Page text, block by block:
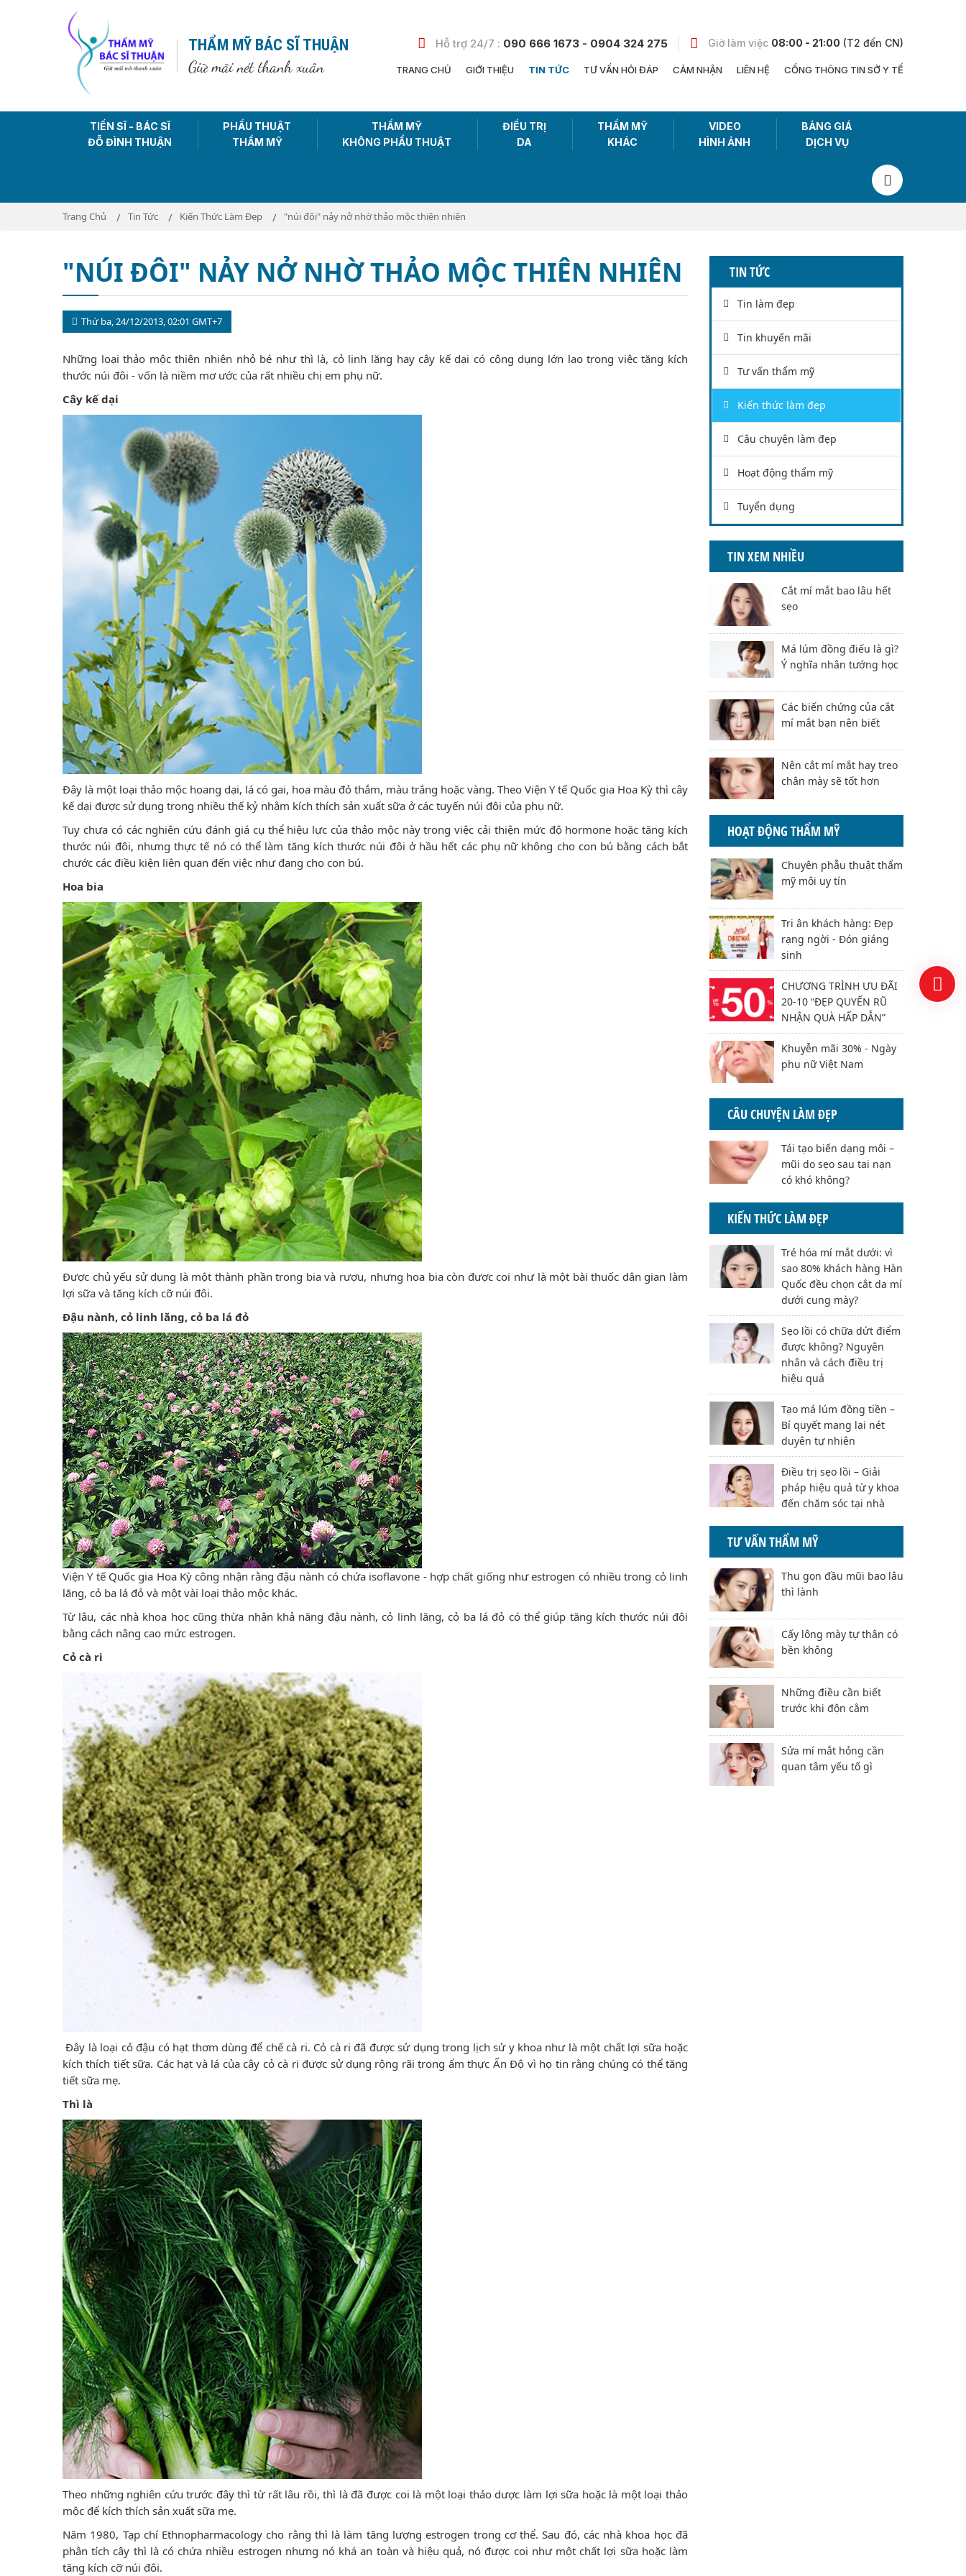
THẨM MỸ BÁC SĨ THUẬN
Giữ mãi nét thanh xuân
Hỗ trợ 24/7 : 090 666 1673 - 0904 324 275 Giờ làm việc 08:00 - 21:00 (T2 đến CN)
TRANG CHỦ GIỚI THIỆU TIN TỨC TƯ VẤN HỎI ĐÁP CẢM NHẬN LIÊN HỆ CỔNG THÔNG TIN SỞ Y TẾ
TIẾN SĨ - BÁC SĨ
ĐỖ ĐÌNH THUẬN
PHẨU THUẬT
THẨM MỸ
THẨM MỸ
KHÔNG PHẨU THUẬT
ĐIỀU TRỊ
DA
THẨM MỸ
KHÁC
VIDEO
HÌNH ẢNH
BẢNG GIÁ
DỊCH VỤ
Trang Chủ Tin Tức Kiến Thức Làm Đẹp "núi đôi" nảy nở nhờ thảo mộc thiên nhiên
"NÚI ĐÔI" NẢY NỞ NHỜ THẢO MỘC THIÊN NHIÊN
Thứ ba, 24/12/2013, 02:01 GMT+7
Những loại thảo mộc thiên nhiên nhỏ bé như thì là, cỏ linh lăng hay cây kế dại có công dụng lớn lao trong việc tăng kích
thước núi đôi - vốn là niềm mơ ước của rất nhiều chị em phụ nữ.
Cây kế dại
Đây là một loại thảo mộc hoang dại, lá có gai, hoa màu đỏ thắm, màu trắng hoặc vàng. Theo Viện Y tế Quốc gia Hoa Kỳ thì cây
kế dại được sử dụng trong nhiều thế kỷ nhằm kích thích sản xuất sữa ở các tuyến núi đôi của phụ nữ.
Tuy chưa có các nghiên cứu đánh giá cụ thể hiệu lực của thảo mộc này trong việc cải thiện mức độ hormone hoặc tăng kích
thước núi đôi, nhưng thực tế nó có thể làm tăng kích thước núi đôi ở hầu hết các phụ nữ không cho con bú bằng cách bắt
chước các điều kiện liên quan đến việc như đang cho con bú.
Hoa bia
Được chủ yếu sử dụng là một thành phần trong bia và rượu, nhưng hoa bia còn được coi như là một bài thuốc dân gian làm
lợi sữa và tăng kích cỡ núi đôi.
Đậu nành, cỏ linh lăng, cỏ ba lá đỏ
Viện Y tế Quốc gia Hoa Kỳ công nhận rằng đậu nành có chứa isoflavone - hợp chất giống như estrogen có nhiều trong cỏ linh
lăng, cỏ ba lá đỏ và một vài loại thảo mộc khác.
Từ lâu, các nhà khoa học cũng thừa nhận khả năng đậu nành, cỏ linh lăng, cỏ ba lá đỏ có thể giúp tăng kích thước núi đôi
bằng cách nâng cao mức estrogen.
Cỏ cà ri
Đây là loại cỏ đậu có hạt thơm dùng để chế cà ri. Cỏ cà ri đã được sử dụng trong lịch sử y khoa như là một chất lợi sữa hoặc
kích thích tiết sữa. Các hạt và lá của cây cỏ cà ri được sử dụng rộng rãi trong ẩm thực Ấn Độ vì họ tin rằng chúng có thể tăng
tiết sữa mẹ.
Thì là
Theo những nghiên cứu trước đây thì từ rất lâu rồi, thì là đã được coi là một loại thảo dược làm lợi sữa hoặc là một loại thảo
mộc để kích thích sản xuất sữa mẹ.
Năm 1980, Tạp chí Ethnopharmacology cho rằng thì là làm tăng lượng estrogen trong cơ thể. Sau đó, các nhà khoa học đã
phân tích cây thì là có chứa nhiều estrogen nhưng nó khá an toàn và hiệu quả, nó được coi như một chất lợi sữa hoặc làm
tăng kích cỡ núi đôi.
TIN TỨC
Tin làm đẹp
Tin khuyến mãi
Tư vấn thẩm mỹ
Kiến thức làm đẹp
Câu chuyện làm đẹp
Hoạt động thẩm mỹ
Tuyển dụng
TIN XEM NHIỀU
Cắt mí mắt bao lâu hết
sẹo
Má lúm đồng điếu là gì?
Ý nghĩa nhân tướng học
Các biến chứng của cắt
mí mắt bạn nên biết
Nên cắt mí mắt hay treo
chân mày sẽ tốt hơn
HOẠT ĐỘNG THẨM MỸ
Chuyên phẫu thuật thẩm
mỹ môi uy tín
Tri ân khách hàng: Đẹp
rạng ngời - Đón giáng
sinh
CHƯƠNG TRÌNH ƯU ĐÃI
20-10 “ĐẸP QUYẾN RŨ
NHẬN QUÀ HẤP DẪN”
Khuyễn mãi 30% - Ngày
phụ nữ Việt Nam
CÂU CHUYỆN LÀM ĐẸP
Tái tạo biến dạng môi –
mũi do sẹo sau tai nạn
có khó không?
KIẾN THỨC LÀM ĐẸP
Trẻ hóa mí mắt dưới: vì
sao 80% khách hàng Hàn
Quốc đều chọn cắt da mí
dưới cung mày?
Sẹo lồi có chữa dứt điểm
được không? Nguyên
nhân và cách điều trị
hiệu quả
Tạo má lúm đồng tiền –
Bí quyết mang lại nét
duyên tự nhiên
Điều trị sẹo lồi – Giải
pháp hiệu quả từ y khoa
đến chăm sóc tại nhà
TƯ VẤN THẨM MỸ
Thu gọn đầu mũi bao lâu
thì lành
Cấy lông mày tự thân có
bền không
Những điều cần biết
trước khi độn cằm
Sửa mí mắt hỏng cần
quan tâm yếu tố gì